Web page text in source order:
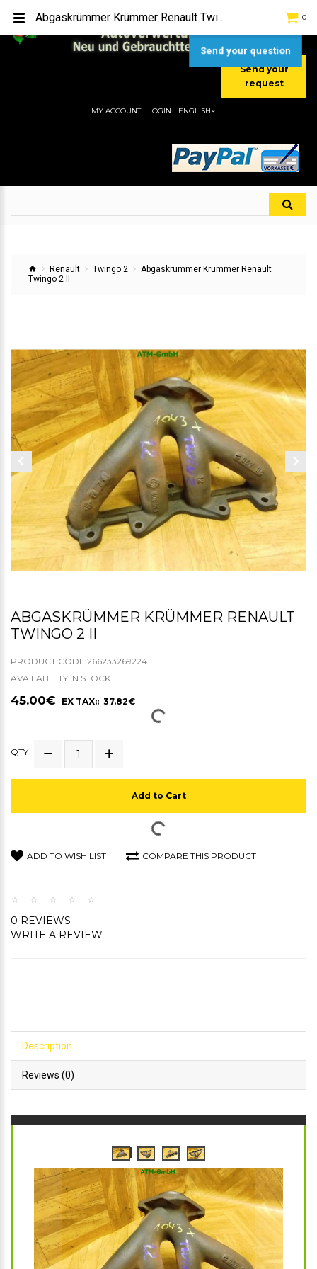
[+49] (0) 2232-5205
[+49] (0) 177 / 4080033
Send your
request
0
MY ACCOUNT LOGIN ENGLISH
Renault Twingo 2
Abgaskrümmer Krümmer Renault
Twingo 2 II
ABGASKRÜMMER KRÜMMER RENAULT
TWINGO 2 II
PRODUCT CODE:266233269224
AVAILABILITY:IN STOCK
45.00€ EX TAX:: 37.82€
QTY
Add to Cart
ADD TO WISH LIST COMPARE THIS PRODUCT
0 REVIEWS
WRITE A REVIEW
Description
Reviews (0)
Abgaskrümmer Krümmer Renault Twingo 2 II
Send your question